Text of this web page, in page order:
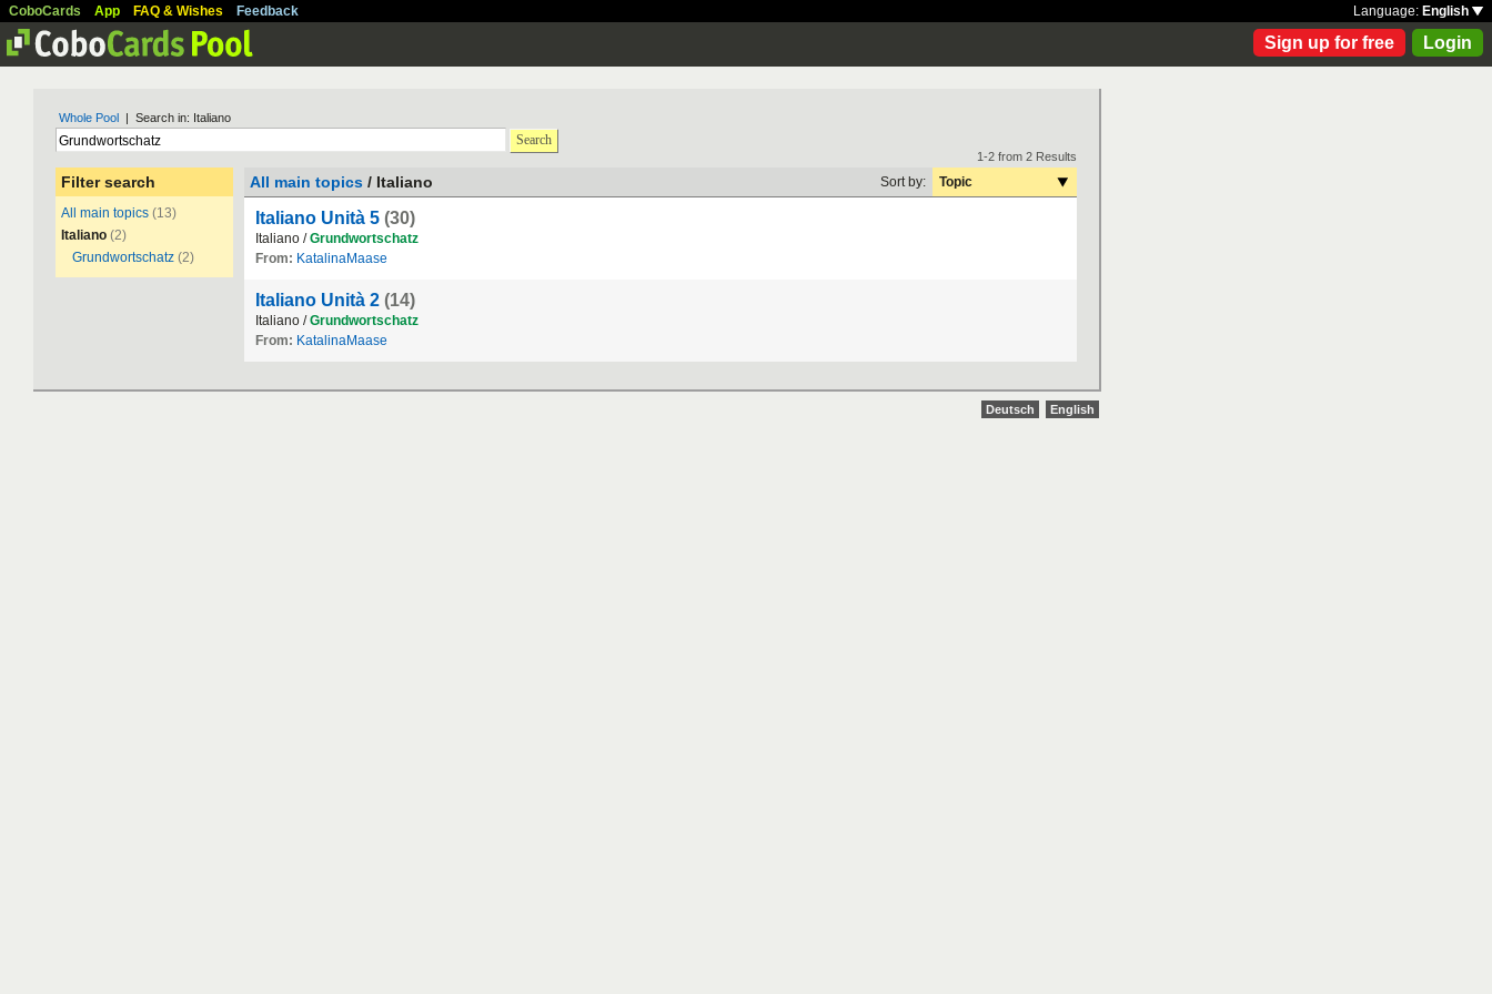
CoboCards App FAQ & Wishes Feedback Language: English
Sign up for free Login
Whole Pool | Search in: Italiano
Search
Filter search
All main topics (13)
Italiano (2)
Grundwortschatz (2)
1-2 from 2 Results
All main topics / Italiano Sort by: Topic
Italiano Unità 5 (30)
Italiano /Grundwortschatz
From: KatalinaMaase
Italiano Unità 2 (14)
Italiano /Grundwortschatz
From: KatalinaMaase
Deutsch English